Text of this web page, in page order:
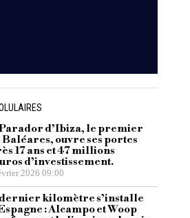
d’Ibiza, le premier
Baléares, ouvre ses portes
17 ans et 47 millions
d’investissement.
2026 09:00
kilomètre s’installe
: Alcampo et Woop